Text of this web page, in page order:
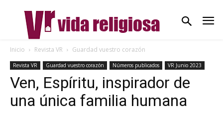
Inicio Revista VR Guardad vuestro corazón
Revista VR Guardad vuestro corazón Números publicados VR Junio 2023
Ven, Espíritu, inspirador de
una única familia humana